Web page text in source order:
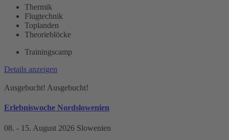
Thermik
Flugtechnik
Toplanden
Theorieblöcke
Trainingscamp
Details anzeigen
Ausgebucht! Ausgebucht!
Erlebniswoche Nordslowenien
08. - 15. August 2026 Slowenien